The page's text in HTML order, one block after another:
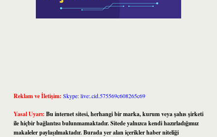
Reklam ve İletişim: Skype: live:.cid.575569c608265c69
Yasal Uyarı: Bu internet sitesi, herhangi bir marka, kurum veya şahıs şirketi
ile hiçbir bağlantısı bulunmamaktadır. Sitede yalnızca kendi hazırladığımız
makaleler paylaşılmaktadır. Burada yer alan içerikler haber niteliği